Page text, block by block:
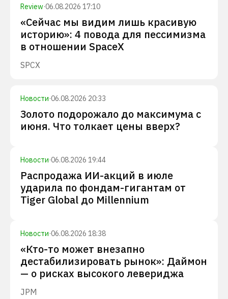
Review·06.08.2026 17:10
«Сейчас мы видим лишь красивую
историю»: 4 повода для пессимизма
в отношении SpaceX
SPCX
Новости·06.08.2026 20:33
Золото подорожало до максимума с
июня. Что толкает цены вверх?
Новости·06.08.2026 19:44
Распродажа ИИ-акций в июле
ударила по фондам-гигантам от
Tiger Global до Millennium
Новости·06.08.2026 18:38
«Кто-то может внезапно
дестабилизировать рынок»: Даймон
— о рисках высокого левериджа
JPM